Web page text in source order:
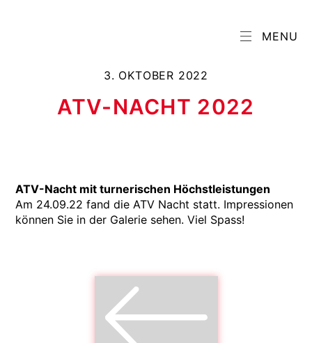
MENU
3. OKTOBER 2022
ATV-NACHT 2022
ATV-Nacht mit turnerischen Höchstleistungen
Am 24.09.22 fand die ATV Nacht statt. Impressionen
können Sie in der Galerie sehen. Viel Spass!